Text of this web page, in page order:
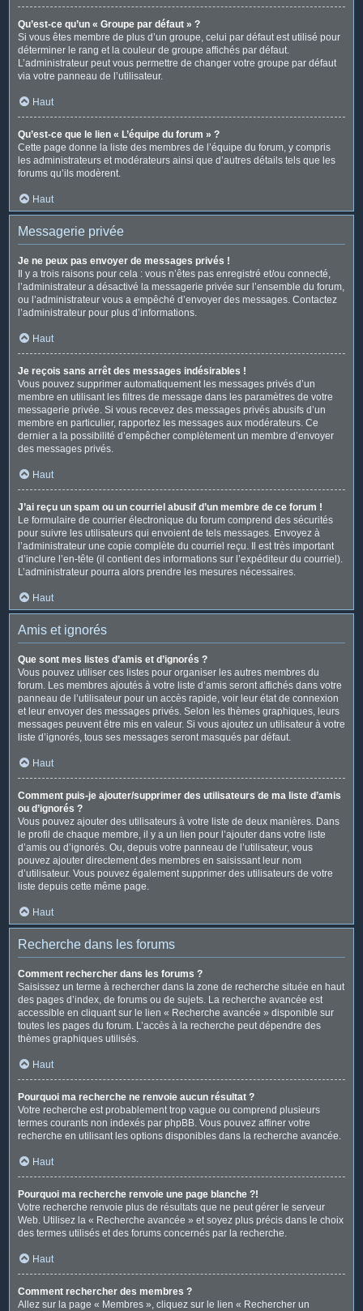
Qu’est-ce qu’un « Groupe par défaut » ?
Si vous êtes membre de plus d’un groupe, celui par défaut est utilisé pour
déterminer le rang et la couleur de groupe affichés par défaut.
L’administrateur peut vous permettre de changer votre groupe par défaut
via votre panneau de l’utilisateur.
Haut
Qu’est-ce que le lien « L’équipe du forum » ?
Cette page donne la liste des membres de l’équipe du forum, y compris
les administrateurs et modérateurs ainsi que d’autres détails tels que les
forums qu’ils modèrent.
Haut
Messagerie privée
Je ne peux pas envoyer de messages privés !
Il y a trois raisons pour cela : vous n’êtes pas enregistré et/ou connecté,
l’administrateur a désactivé la messagerie privée sur l’ensemble du forum,
ou l’administrateur vous a empêché d’envoyer des messages. Contactez
l’administrateur pour plus d’informations.
Haut
Je reçois sans arrêt des messages indésirables !
Vous pouvez supprimer automatiquement les messages privés d’un
membre en utilisant les filtres de message dans les paramètres de votre
messagerie privée. Si vous recevez des messages privés abusifs d’un
membre en particulier, rapportez les messages aux modérateurs. Ce
dernier a la possibilité d’empêcher complètement un membre d’envoyer
des messages privés.
Haut
J’ai reçu un spam ou un courriel abusif d’un membre de ce forum !
Le formulaire de courrier électronique du forum comprend des sécurités
pour suivre les utilisateurs qui envoient de tels messages. Envoyez à
l’administrateur une copie complète du courriel reçu. Il est très important
d’inclure l’en-tête (il contient des informations sur l’expéditeur du courriel).
L’administrateur pourra alors prendre les mesures nécessaires.
Haut
Amis et ignorés
Que sont mes listes d’amis et d’ignorés ?
Vous pouvez utiliser ces listes pour organiser les autres membres du
forum. Les membres ajoutés à votre liste d’amis seront affichés dans votre
panneau de l’utilisateur pour un accès rapide, voir leur état de connexion
et leur envoyer des messages privés. Selon les thèmes graphiques, leurs
messages peuvent être mis en valeur. Si vous ajoutez un utilisateur à votre
liste d’ignorés, tous ses messages seront masqués par défaut.
Haut
Comment puis-je ajouter/supprimer des utilisateurs de ma liste d’amis
ou d’ignorés ?
Vous pouvez ajouter des utilisateurs à votre liste de deux manières. Dans
le profil de chaque membre, il y a un lien pour l’ajouter dans votre liste
d’amis ou d’ignorés. Ou, depuis votre panneau de l’utilisateur, vous
pouvez ajouter directement des membres en saisissant leur nom
d’utilisateur. Vous pouvez également supprimer des utilisateurs de votre
liste depuis cette même page.
Haut
Recherche dans les forums
Comment rechercher dans les forums ?
Saisissez un terme à rechercher dans la zone de recherche située en haut
des pages d’index, de forums ou de sujets. La recherche avancée est
accessible en cliquant sur le lien « Recherche avancée » disponible sur
toutes les pages du forum. L’accès à la recherche peut dépendre des
thèmes graphiques utilisés.
Haut
Pourquoi ma recherche ne renvoie aucun résultat ?
Votre recherche est probablement trop vague ou comprend plusieurs
termes courants non indexés par phpBB. Vous pouvez affiner votre
recherche en utilisant les options disponibles dans la recherche avancée.
Haut
Pourquoi ma recherche renvoie une page blanche ?!
Votre recherche renvoie plus de résultats que ne peut gérer le serveur
Web. Utilisez la « Recherche avancée » et soyez plus précis dans le choix
des termes utilisés et des forums concernés par la recherche.
Haut
Comment rechercher des membres ?
Allez sur la page « Membres », cliquez sur le lien « Rechercher un